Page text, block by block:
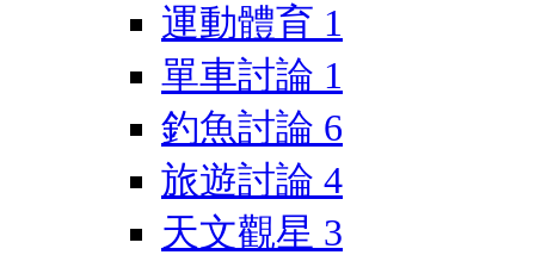
運動體育 1
單車討論 1
釣魚討論 6
旅遊討論 4
天文觀星 3